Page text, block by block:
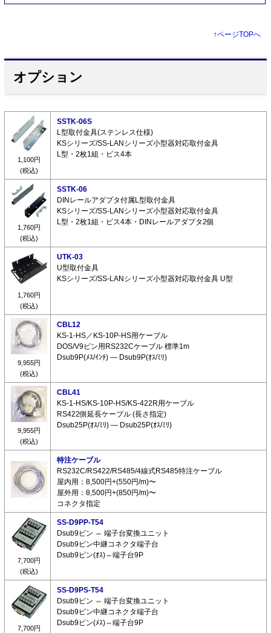
↑ページTOPへ
オプション
1,100円
(税込)
SSTK-06S
L型取付金具(ステンレス仕様)
KSシリーズ/SS-LANシリーズ小型器対応取付金具
L型・2枚1組・ビス4本
1,760円
(税込)
SSTK-06
DINレールアダプタ付属L型取付金具
KSシリーズ/SS-LANシリーズ小型器対応取付金具
L型・2枚1組・ビス4本・DINレールアダプタ2個
1,760円
(税込)
UTK-03
U型取付金具
KSシリーズ/SS-LANシリーズ小型器対応取付金具 U型
9,955円
(税込)
CBL12
KS-1-HS／KS-10P-HS用ケーブル
DOS/V9ピン用RS232Cケーブル 標準1m
Dsub9P(ﾒｽ/ｲﾝﾁ) ― Dsub9P(ｵｽ/ﾐﾘ)
9,955円
(税込)
CBL41
KS-1-HS/KS-10P-HS/KS-422R用ケーブル
RS422側延長ケーブル (長さ指定)
Dsub25P(ｵｽ/ﾐﾘ) ― Dsub25P(ｵｽ/ﾐﾘ)
特注ケーブル
RS232C/RS422/RS485/4線式RS485特注ケーブル
屋内用：8,500円+(550円/m)〜
屋外用：8,500円+(850円/m)〜
コネクタ指定
7,700円
(税込)
SS-D9PP-T54
Dsub9ピン ⇔ 端子台変換ユニット
Dsub9ピン中継コネクタ端子台
Dsub9ピン(ｵｽ)⇔端子台9P
7,700円
SS-D9PS-T54
Dsub9ピン ⇔ 端子台変換ユニット
Dsub9ピン中継コネクタ端子台
Dsub9ピン(ﾒｽ)⇔端子台9P